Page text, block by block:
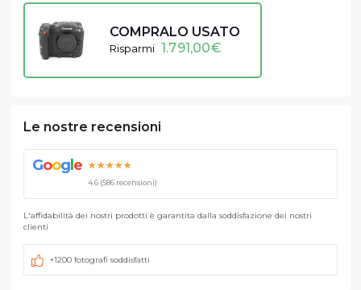
COMPRALO USATO
Risparmi 1.791,00€
Le nostre recensioni
Goog e ★★★★★
4.6 (586 recensioni)
L'affidabilità dei nostri prodotti è garantita dalla soddisfazione dei nostri
clienti
+1200 fotografi soddisfatti